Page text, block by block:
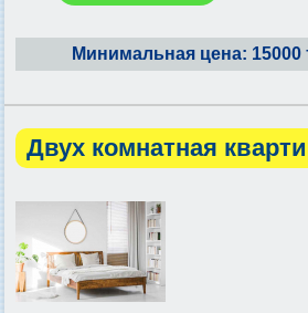
Минимальная цена: 15000
Двух комнатная